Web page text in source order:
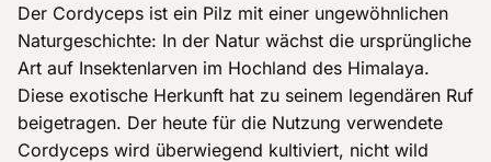
Der Cordyceps ist ein Pilz mit einer ungewöhnlichen
Naturgeschichte: In der Natur wächst die ursprüngliche
Art auf Insektenlarven im Hochland des Himalaya.
Diese exotische Herkunft hat zu seinem legendären Ruf
beigetragen. Der heute für die Nutzung verwendete
Cordyceps wird überwiegend kultiviert, nicht wild